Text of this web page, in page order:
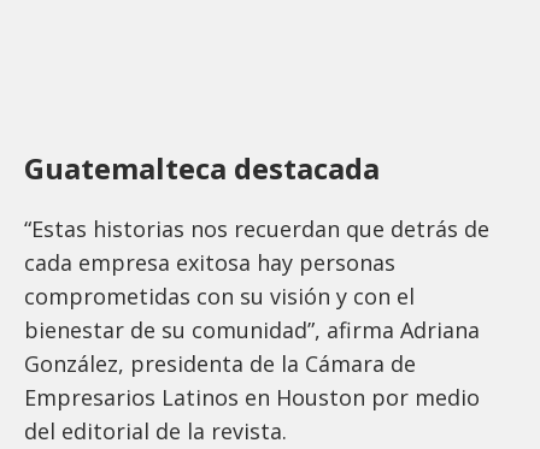
Guatemalteca destacada
“Estas historias nos recuerdan que detrás de
cada empresa exitosa hay personas
comprometidas con su visión y con el
bienestar de su comunidad”, afirma Adriana
González, presidenta de la Cámara de
Empresarios Latinos en Houston por medio
del editorial de la revista.